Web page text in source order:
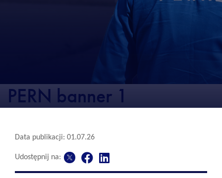
PERN banner 1
Data publikacji: 01.07.26
Udostępnij na: